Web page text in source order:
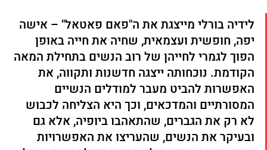
לידיה בורלי מייצגת את ה"פאם פאטאל" – אישה
יפה, חופשית ועצמאית, שחיה את חייה באופן
הפוך לגמרי לחייהן של רוב הנשים בתחילת המאה
הקודמת. נוכחותה ייצגה חדשנות ותקווה, את
האפשרות להביט מעבר למודלים הנשיים
המסורתיים והמדכאים, וכך היא הצליחה לכבוש
לא רק את הגברים, שהתאהבו ביופיה, אלא גם
ובעיקר את הנשים, שהעריצו את האפשרויות